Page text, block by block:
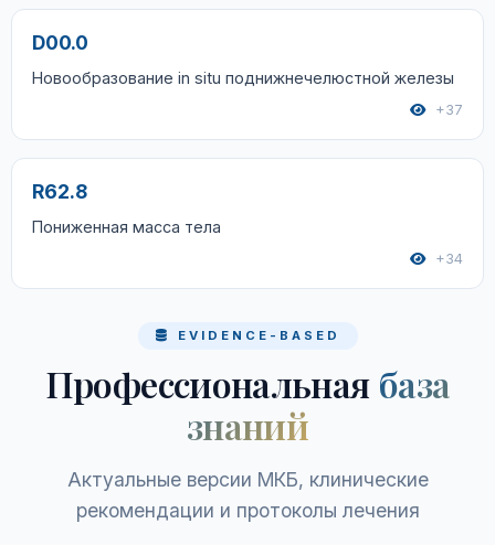
D00.0
Новообразование in situ поднижнечелюстной железы
+37
R62.8
Пониженная масса тела
+34
EVIDENCE-BASED
Профессиональная база
знаний
Актуальные версии МКБ, клинические
рекомендации и протоколы лечения